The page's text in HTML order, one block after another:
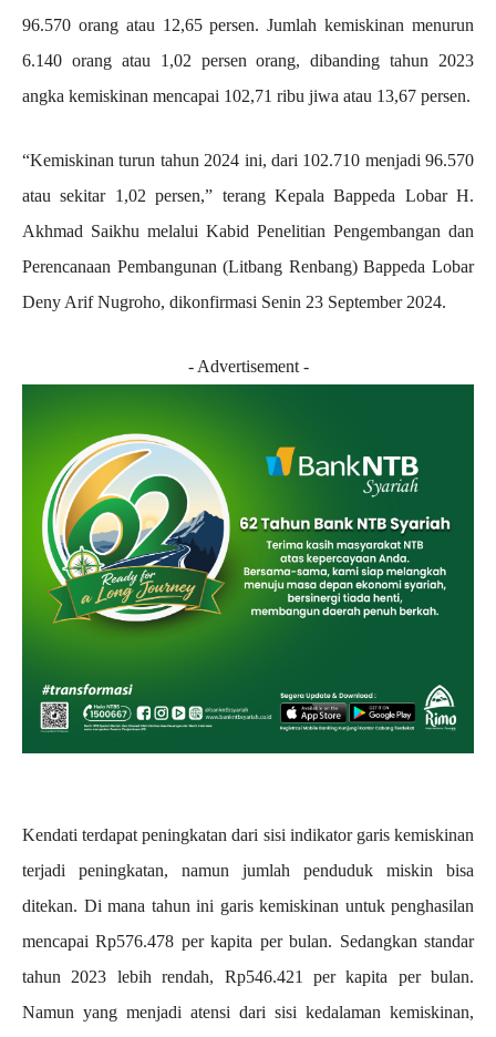
96.570 orang atau 12,65 persen. Jumlah kemiskinan menurun
6.140 orang atau 1,02 persen orang, dibanding tahun 2023
angka kemiskinan mencapai 102,71 ribu jiwa atau 13,67 persen.
“Kemiskinan turun tahun 2024 ini, dari 102.710 menjadi 96.570
atau sekitar 1,02 persen,” terang Kepala Bappeda Lobar H.
Akhmad Saikhu melalui Kabid Penelitian Pengembangan dan
Perencanaan Pembangunan (Litbang Renbang) Bappeda Lobar
Deny Arif Nugroho, dikonfirmasi Senin 23 September 2024.
- Advertisement -
Kendati terdapat peningkatan dari sisi indikator garis kemiskinan
terjadi peningkatan, namun jumlah penduduk miskin bisa
ditekan. Di mana tahun ini garis kemiskinan untuk penghasilan
mencapai Rp576.478 per kapita per bulan. Sedangkan standar
tahun 2023 lebih rendah, Rp546.421 per kapita per bulan.
Namun yang menjadi atensi dari sisi kedalaman kemiskinan,